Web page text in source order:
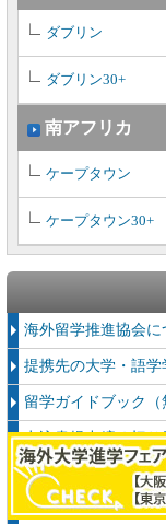
ダブリン
ダブリン30+
南アフリカ
ケープタウン
ケープタウン30+
海外留学推進協会に
提携先の大学・語学
留学ガイドブック（
申込書提出締め切り
留学カウンセラー紹
協定校・姉妹団体